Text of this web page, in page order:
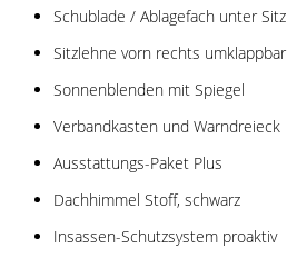
Schublade / Ablagefach unter
Sitzlehne vorn rechts umklappbar
Sonnenblenden mit Spiegel
Verbandkasten und Warndreieck
Ausstattungs-Paket Plus
Dachhimmel Stoff, schwarz
Insassen-Schutzsystem proaktiv